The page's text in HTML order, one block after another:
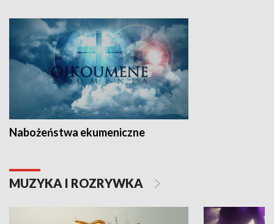
Nabożeństwa ekumeniczne
MUZYKA I ROZRYWKA